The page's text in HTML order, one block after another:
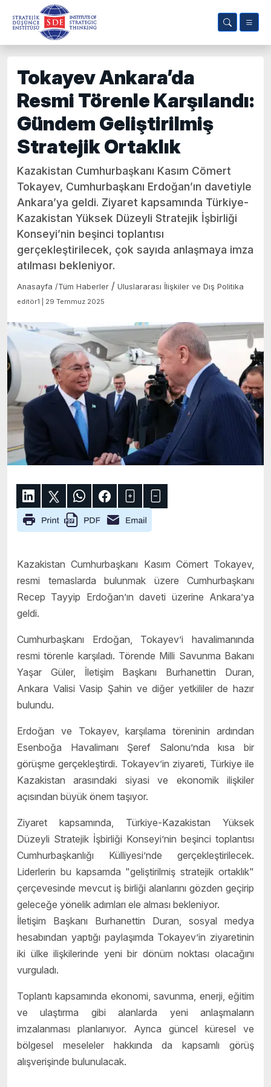
Tokayev Ankara’da
Resmi Törenle Karşılandı:
Gündem Geliştirilmiş
Stratejik Ortaklık
Kazakistan Cumhurbaşkanı Kasım Cömert
Tokayev, Cumhurbaşkanı Erdoğan’ın davetiyle
Ankara’ya geldi. Ziyaret kapsamında Türkiye-
Kazakistan Yüksek Düzeyli Stratejik İşbirliği
Konseyi’nin beşinci toplantısı
gerçekleştirilecek, çok sayıda anlaşmaya imza
atılması bekleniyor.
Anasayfa /Tüm Haberler / Uluslararası İlişkiler ve Dış Politika
editör1 | 29 Temmuz 2025
Kazakistan Cumhurbaşkanı Kasım Cömert Tokayev,
resmi temaslarda bulunmak üzere Cumhurbaşkanı
Recep Tayyip Erdoğan’ın daveti üzerine Ankara’ya
geldi.
Cumhurbaşkanı Erdoğan, Tokayev’i havalimanında
resmi törenle karşıladı. Törende Milli Savunma Bakanı
Yaşar Güler, İletişim Başkanı Burhanettin Duran,
Ankara Valisi Vasip Şahin ve diğer yetkililer de hazır
bulundu.
Erdoğan ve Tokayev, karşılama töreninin ardından
Esenboğa Havalimanı Şeref Salonu’nda kısa bir
görüşme gerçekleştirdi. Tokayev’in ziyareti, Türkiye ile
Kazakistan arasındaki siyasi ve ekonomik ilişkiler
açısından büyük önem taşıyor.
Ziyaret kapsamında, Türkiye-Kazakistan Yüksek
Düzeyli Stratejik İşbirliği Konseyi’nin beşinci toplantısı
Cumhurbaşkanlığı Külliyesi’nde gerçekleştirilecek.
Liderlerin bu kapsamda "geliştirilmiş stratejik ortaklık"
çerçevesinde mevcut iş birliği alanlarını gözden geçirip
geleceğe yönelik adımları ele alması bekleniyor.
İletişim Başkanı Burhanettin Duran, sosyal medya
hesabından yaptığı paylaşımda Tokayev’in ziyaretinin
iki ülke ilişkilerinde yeni bir dönüm noktası olacağını
vurguladı.
Toplantı kapsamında ekonomi, savunma, enerji, eğitim
ve ulaştırma gibi alanlarda yeni anlaşmaların
imzalanması planlanıyor. Ayrıca güncel küresel ve
bölgesel meseleler hakkında da kapsamlı görüş
alışverişinde bulunulacak.